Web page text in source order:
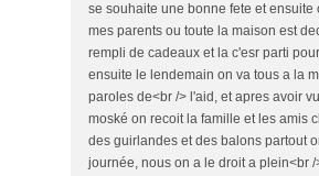
se souhaite une bonne fete et ensuite
mes parents ou toute la maison est
rempli de cadeaux et la c'esr parti
ensuite le lendemain on va tous a la
paroles de<br /> l'aid, et apres avoir
moské on recoit la famille et les amis
des guirlandes et des balons partout
journée, nous on a le droit a plein<br